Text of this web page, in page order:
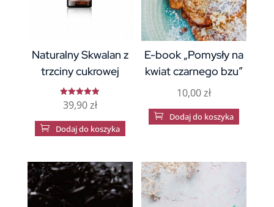
Naturalny Skwalan z
trzciny cukrowej
Oceniono
5
39,90zł
 Dodaj do koszyka
E-book „Pomysły na
kwiat czarnego bzu”
10,00zł
 Dodaj do koszyka